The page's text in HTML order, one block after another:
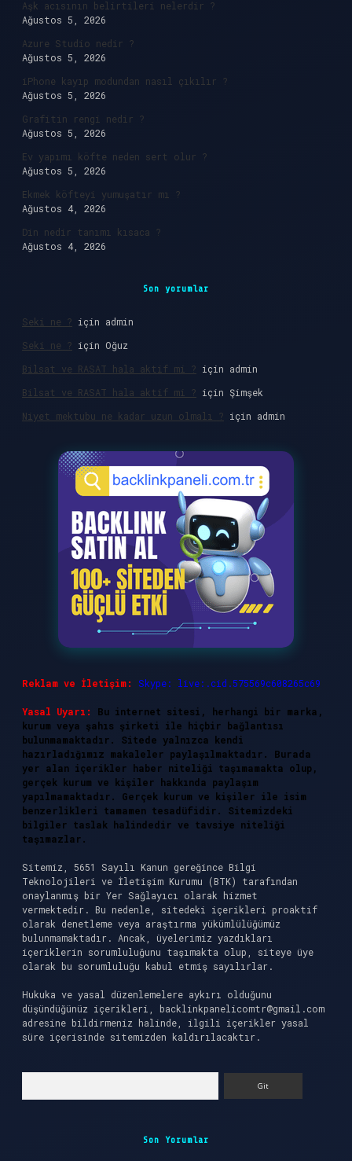
Aşk acısının belirtileri nelerdir ?
Ağustos 5, 2026
Azure Studio nedir ?
Ağustos 5, 2026
iPhone kayıp modundan nasıl çıkılır ?
Ağustos 5, 2026
Grafitin rengi nedir ?
Ağustos 5, 2026
Ev yapımı köfte neden sert olur ?
Ağustos 5, 2026
Ekmek köfteyi yumuşatır mı ?
Ağustos 4, 2026
Din nedir tanımı kısaca ?
Ağustos 4, 2026
Son yorumlar
Seki ne ? için admin
Seki ne ? için Oğuz
Bilsat ve RASAT hala aktif mi ? için admin
Bilsat ve RASAT hala aktif mi ? için Şimşek
Niyet mektubu ne kadar uzun olmalı ? için admin
Reklam ve İletişim: Skype: live:.cid.575569c608265c69
Yasal Uyarı:
Bu internet sitesi, herhangi bir marka,
kurum veya şahıs şirketi ile hiçbir bağlantısı
bulunmamaktadır. Sitede yalnızca kendi
hazırladığımız makaleler paylaşılmaktadır. Burada
yer alan içerikler haber niteliği taşımamakta olup,
gerçek kurum ve kişiler hakkında paylaşım
yapılmamaktadır. Gerçek kurum ve kişiler ile isim
benzerlikleri tamamen tesadüfidir. Sitemizdeki
bilgiler taslak halindedir ve tavsiye niteliği
taşımazlar.
Sitemiz, 5651 Sayılı Kanun gereğince Bilgi
Teknolojileri ve İletişim Kurumu (BTK) tarafından
onaylanmış bir Yer Sağlayıcı olarak hizmet
vermektedir. Bu nedenle, sitedeki içerikleri proaktif
olarak denetleme veya araştırma yükümlülüğümüz
bulunmamaktadır. Ancak, üyelerimiz yazdıkları
içeriklerin sorumluluğunu taşımakta olup, siteye üye
olarak bu sorumluluğu kabul etmiş sayılırlar.
Hukuka ve yasal düzenlemelere aykırı olduğunu
düşündüğünüz içerikleri, backlinkpanelicomtr@gmail.com
adresine bildirmeniz halinde, ilgili içerikler yasal
süre içerisinde sitemizden kaldırılacaktır.
Son Yorumlar